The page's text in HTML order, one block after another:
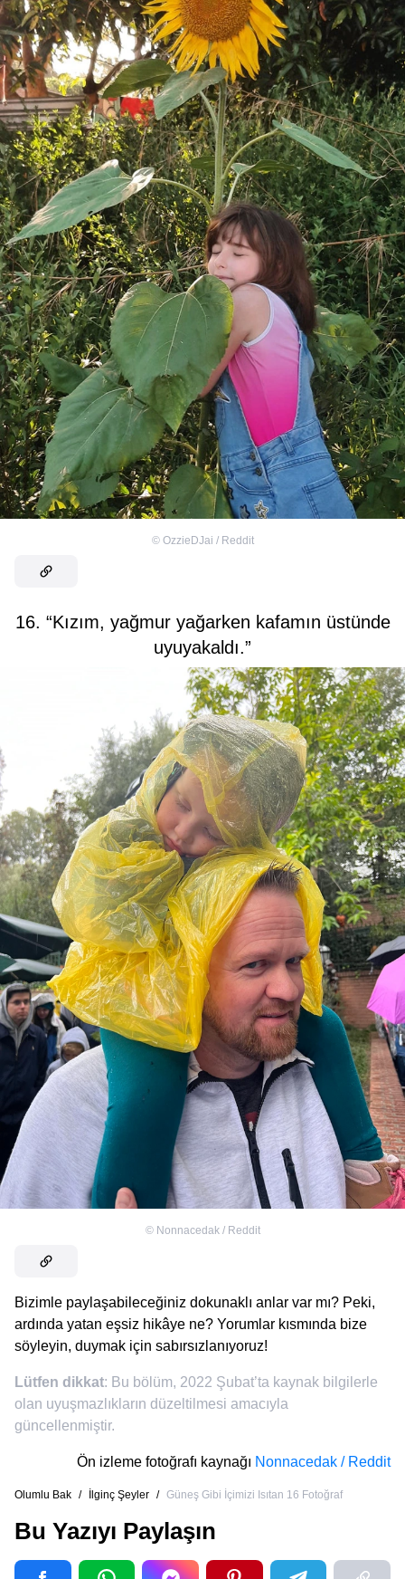
© OzzieDJai / Reddit
16. “Kızım, yağmur yağarken kafamın üstünde
uyuyakaldı.”
© Nonnacedak / Reddit
Bizimle paylaşabileceğiniz dokunaklı anlar var mı? Peki,
ardında yatan eşsiz hikâye ne? Yorumlar kısmında bize
söyleyin, duymak için sabırsızlanıyoruz!
Lütfen dikkat: Bu bölüm, 2022 Şubat’ta kaynak bilgilerle
olan uyuşmazlıkların düzeltilmesi amacıyla
güncellenmiştir.
Ön izleme fotoğrafı kaynağı Nonnacedak / Reddit
Olumlu Bak / İlginç Şeyler / Güneş Gibi İçimizi Isıtan 16 Fotoğraf
Bu Yazıyı Paylaşın